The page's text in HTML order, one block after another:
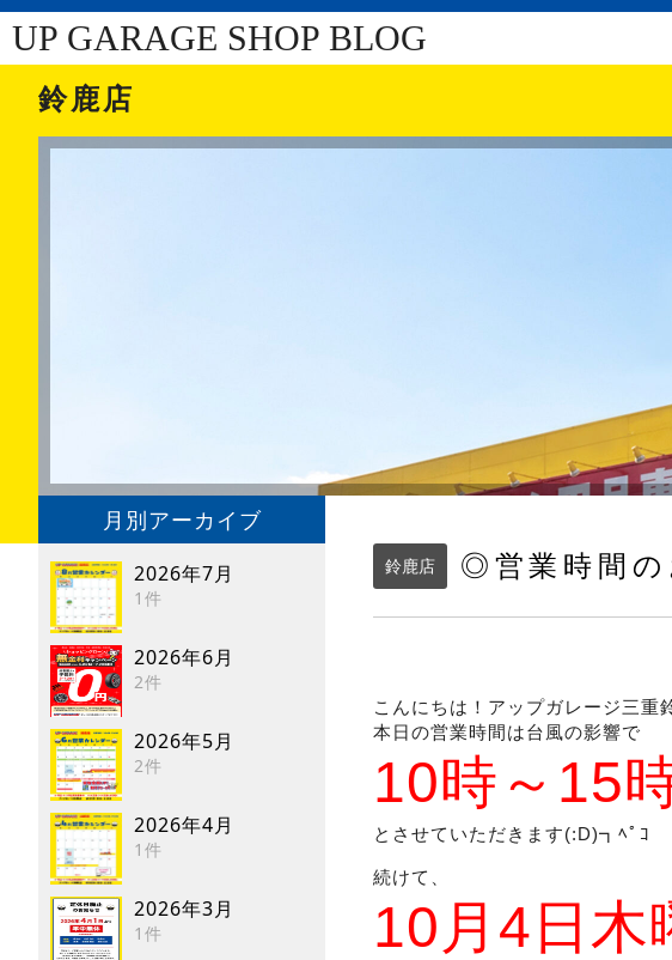
UP GARAGE SHOP BLOG
鈴鹿店
月別アーカイブ
2026年7月
1件
2026年6月
2件
2026年5月
2件
2026年4月
1件
2026年3月
1件
鈴鹿店 ◎営業時間
こんにちは！アップガレージ三重
本日の営業時間は台風の影響で
10時 ～15
とさせていただきます(:D)┓ ﾍﾟｺ
続けて、
10月4日木